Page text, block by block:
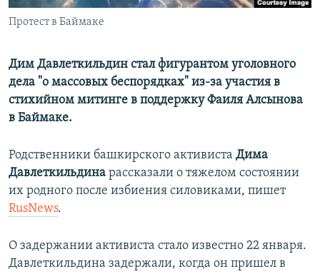
Все сайты РСЕ/РС
Протест в Баймаке
Дим Давлеткильдин стал фигурантом уголовного
дела "о массовых беспорядках" из-за участия в
стихийном митинге в поддержку Фаиля Алсынова
в Баймаке.
Родственники башкирского активиста Дима
Давлеткильдина рассказали о тяжелом состоянии
их родного после избиения силовиками, пишет
RusNews.
О задержании активиста стало известно 22 января.
Давлеткильдина задержали, когда он пришел в